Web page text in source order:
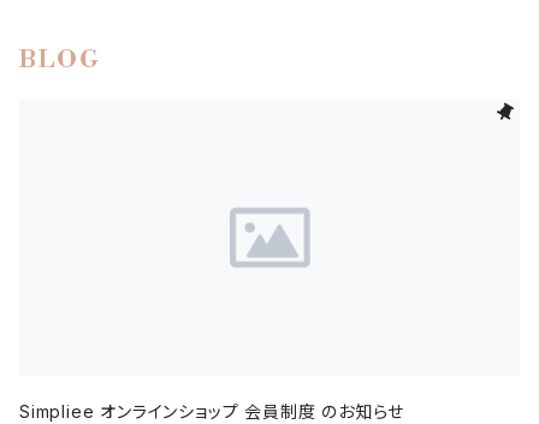
BLOG
Simpliee オンラインショップ 会員制度 のお知らせ